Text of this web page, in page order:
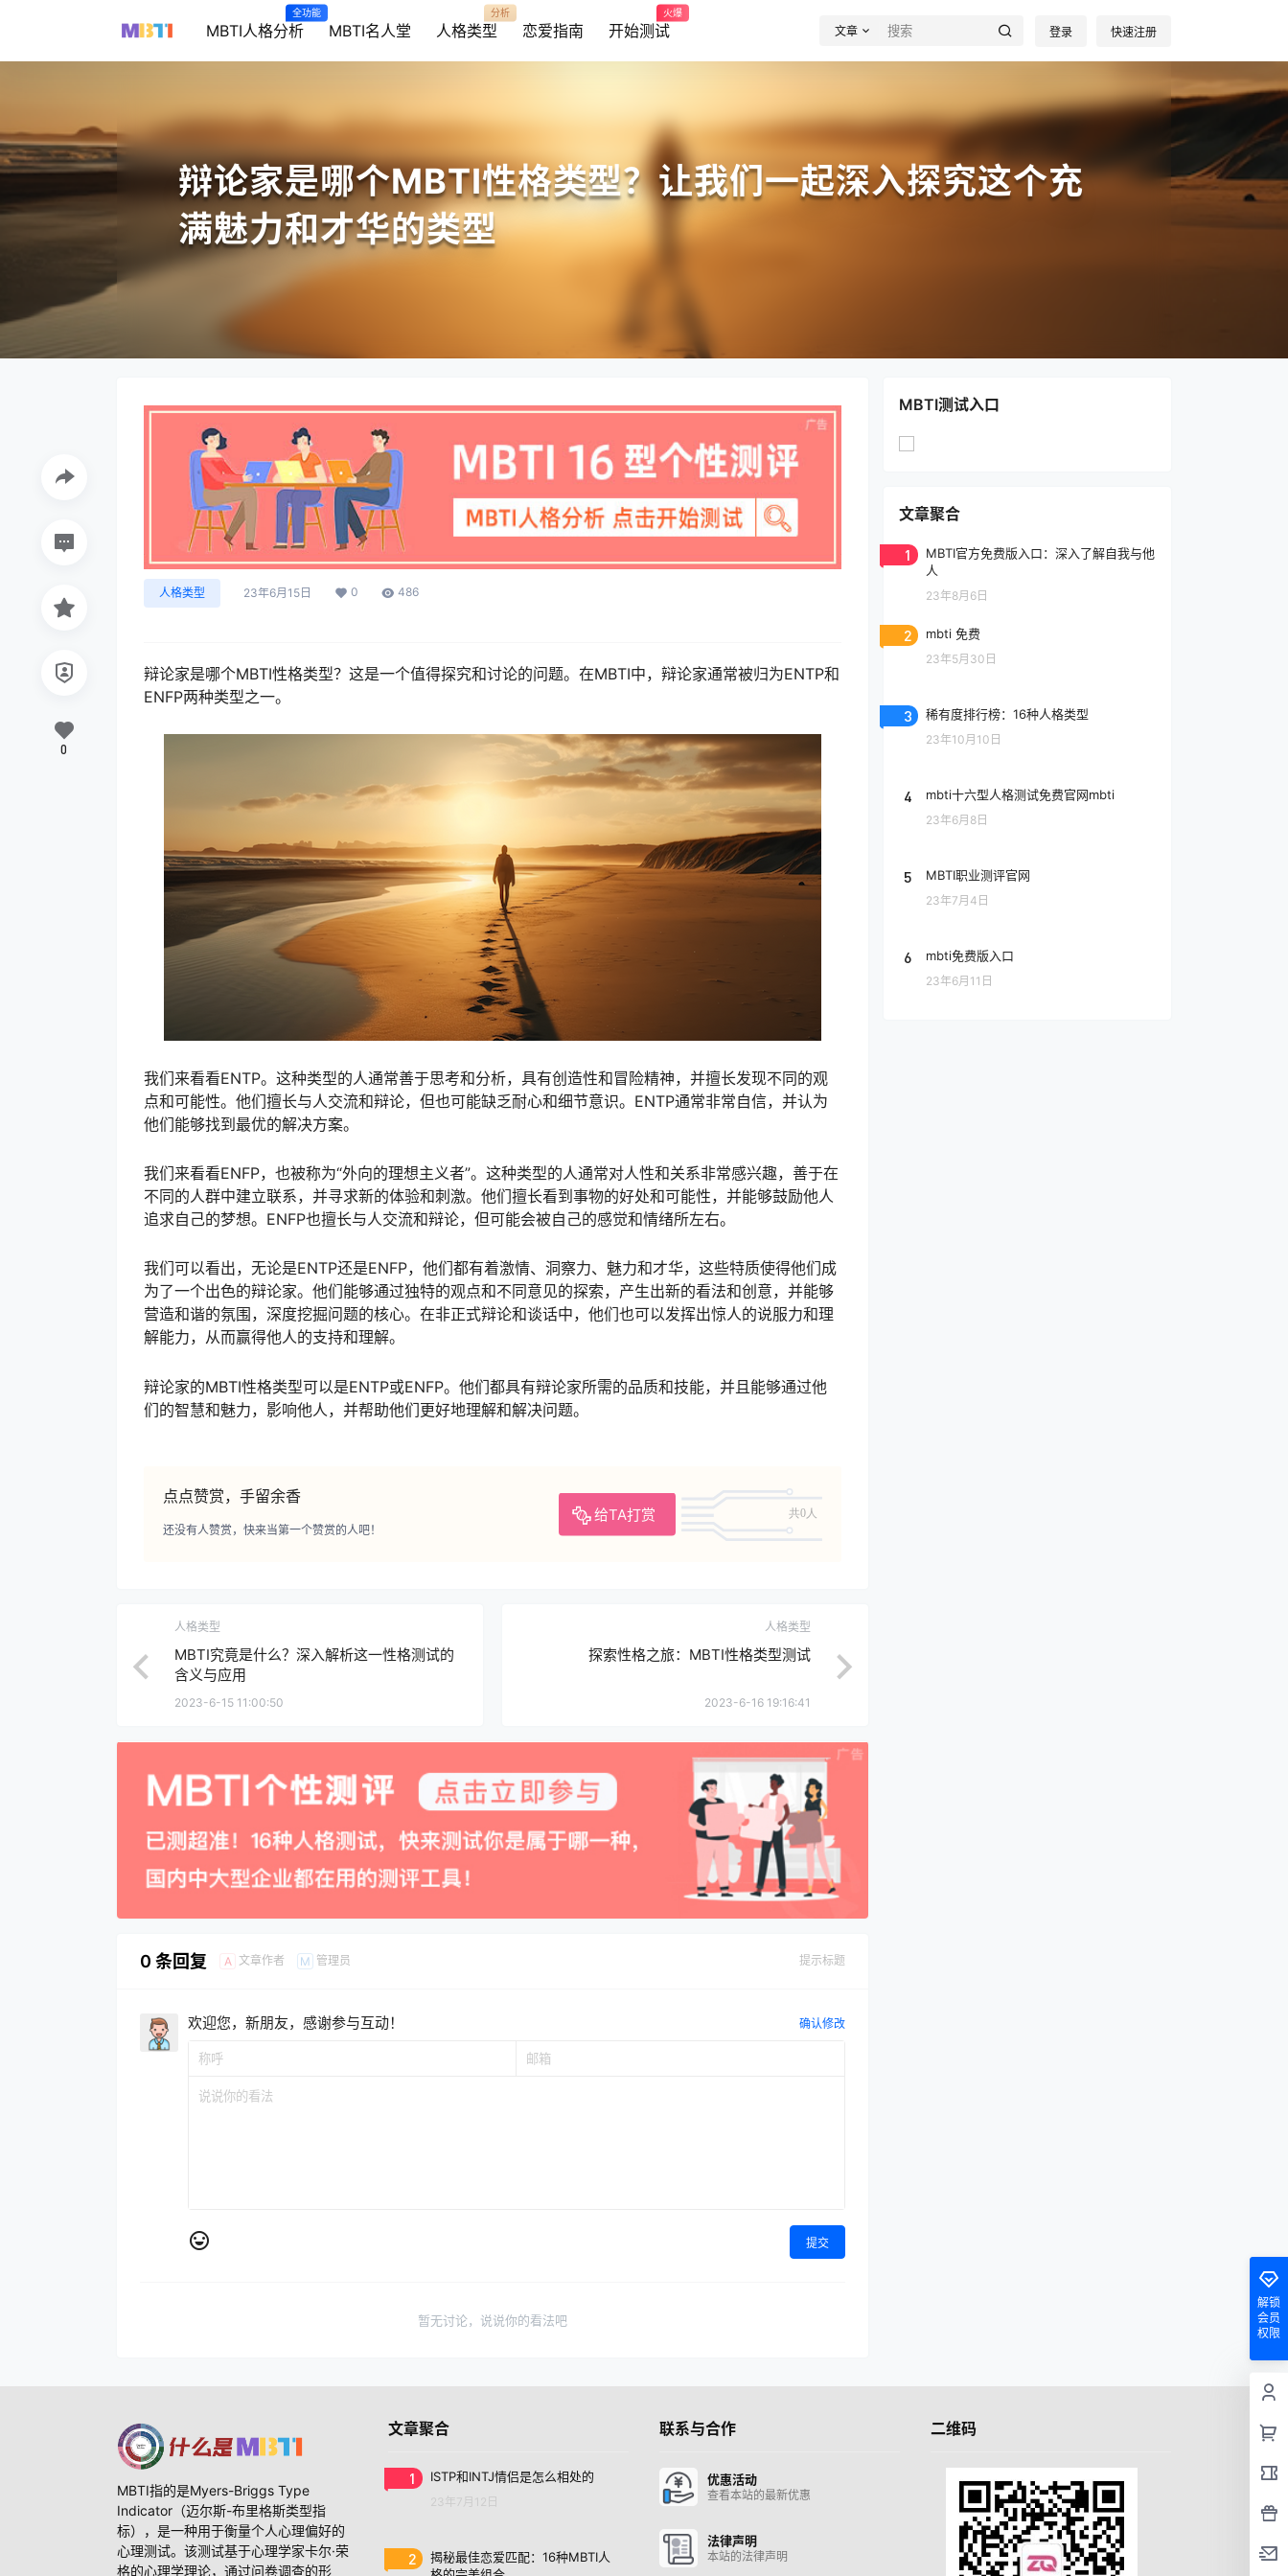
MBTI人格分析
全功能
MBTI名人堂 人格类型
分析
恋爱指南 开始测试
火爆
文章 登录 快速注册
辩论家是哪个MBTI性格类型？让我们一起深入探究这个充
满魅力和才华的类型
人格类型 23年6月15日 0 486
辩论家是哪个MBTI性格类型？这是一个值得探究和讨论的问题。在MBTI中，辩论家通常被归为ENTP和
ENFP两种类型之一。
我们来看看ENTP。这种类型的人通常善于思考和分析，具有创造性和冒险精神，并擅长发现不同的观
点和可能性。他们擅长与人交流和辩论，但也可能缺乏耐心和细节意识。ENTP通常非常自信，并认为
他们能够找到最优的解决方案。
我们来看看ENFP，也被称为“外向的理想主义者”。这种类型的人通常对人性和关系非常感兴趣，善于在
不同的人群中建立联系，并寻求新的体验和刺激。他们擅长看到事物的好处和可能性，并能够鼓励他人
追求自己的梦想。ENFP也擅长与人交流和辩论，但可能会被自己的感觉和情绪所左右。
我们可以看出，无论是ENTP还是ENFP，他们都有着激情、洞察力、魅力和才华，这些特质使得他们成
为了一个出色的辩论家。他们能够通过独特的观点和不同意见的探索，产生出新的看法和创意，并能够
营造和谐的氛围，深度挖掘问题的核心。在非正式辩论和谈话中，他们也可以发挥出惊人的说服力和理
解能力，从而赢得他人的支持和理解。
辩论家的MBTI性格类型可以是ENTP或ENFP。他们都具有辩论家所需的品质和技能，并且能够通过他
们的智慧和魅力，影响他人，并帮助他们更好地理解和解决问题。
点点赞赏，手留余香
给TA打赏 共0人
还没有人赞赏，快来当第一个赞赏的人吧！
0
人格类型
MBTI究竟是什么？深入解析这一性格测试的
含义与应用
2023-6-15 11:00:50
人格类型
探索性格之旅：MBTI性格类型测试
2023-6-16 19:16:41
0 条回复 A 文章作者 M 管理员 提示标题
欢迎您，新朋友，感谢参与互动！ 确认修改
提交
暂无讨论，说说你的看法吧
MBTI测试入口
文章聚合
1
MBTI官方免费版入口：深入了解自我与他
人
23年8月6日
2 mbti 免费
23年5月30日
3 稀有度排行榜：16种人格类型
23年10月10日
4 mbti十六型人格测试免费官网mbti
23年6月8日
5 MBTI职业测评官网
23年7月4日
6 mbti免费版入口
23年6月11日
解锁
会员
权限
MBTI指的是Myers-Briggs Type
Indicator（迈尔斯-布里格斯类型指
标），是一种用于衡量个人心理偏好的
心理测试。该测试基于心理学家卡尔·荣
格的心理学理论，通过问卷调查的形
文章聚合
1 ISTP和INTJ情侣是怎么相处的
23年7月12日
2
揭秘最佳恋爱匹配：16种MBTI人
联系与合作
优惠活动
查看本站的最新优惠
法律声明
本站的法律声明
二维码